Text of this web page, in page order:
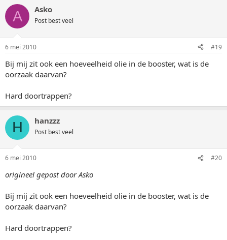
A Asko
Post best veel
6 mei 2010 #19
Bij mij zit ook een hoeveelheid olie in de booster, wat is de
oorzaak daarvan?
Hard doortrappen?
H hanzzz
Post best veel
6 mei 2010 #20
origineel gepost door Asko
Bij mij zit ook een hoeveelheid olie in de booster, wat is de
oorzaak daarvan?
Hard doortrappen?